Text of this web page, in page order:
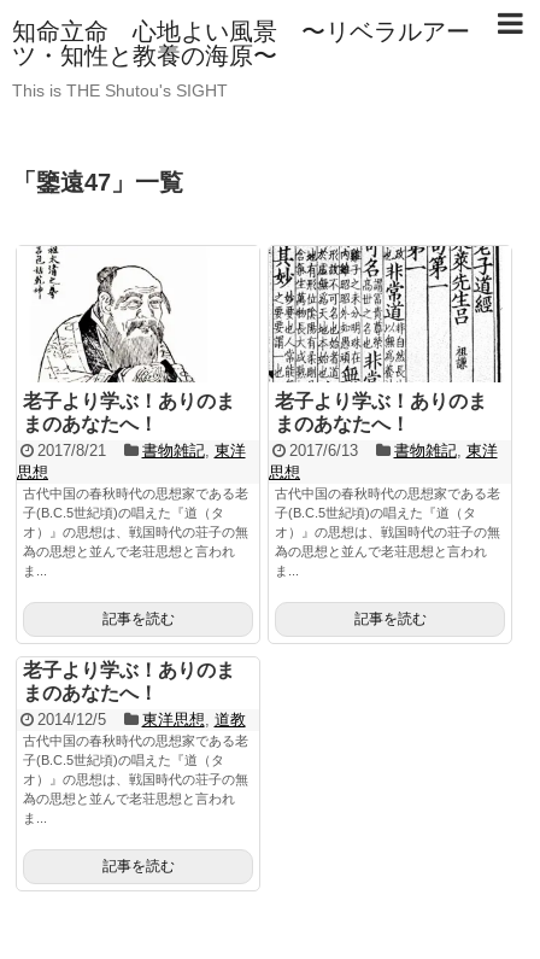
知命立命 心地よい風景 〜リベラルアー
ツ・知性と教養の海原〜
This is THE Shutou's SIGHT
「 鑒遠47 」 一覧
老子より学ぶ！ありのま
まのあなたへ！
2017/8/21 書物雑記, 東洋
思想
古代中国の春秋時代の思想家である老
子(B.C.5世紀頃)の唱えた『道（タ
オ）』の思想は、戦国時代の荘子の無
為の思想と並んで老荘思想と言われ
ま...
記事を読む
老子より学ぶ！ありのま
まのあなたへ！
2017/6/13 書物雑記, 東洋
思想
古代中国の春秋時代の思想家である老
子(B.C.5世紀頃)の唱えた『道（タ
オ）』の思想は、戦国時代の荘子の無
為の思想と並んで老荘思想と言われ
ま...
記事を読む
老子より学ぶ！ありのま
まのあなたへ！
2014/12/5 東洋思想 道教
古代中国の春秋時代の思想家である老
子(B.C.5世紀頃)の唱えた『道（タ
オ）』の思想は、戦国時代の荘子の無
為の思想と並んで老荘思想と言われ
ま...
記事を読む